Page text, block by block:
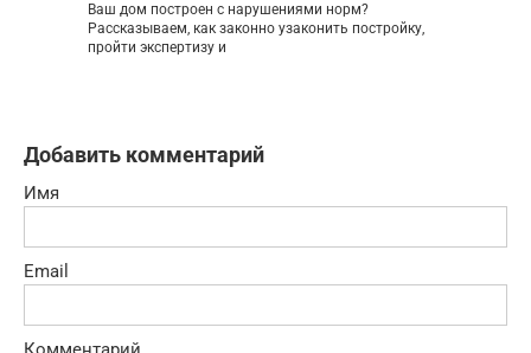
Ваш дом построен с нарушениями норм?
Рассказываем, как законно узаконить постройку,
пройти экспертизу и
Добавить комментарий
Имя
Email